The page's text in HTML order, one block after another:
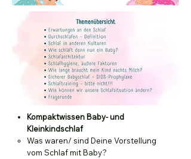
Kompaktwissen Baby- und
Kleinkindschlaf
Was waren/ sind Deine Vorstellung
vom Schlaf mit Baby?